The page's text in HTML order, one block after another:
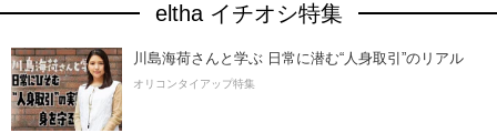
eltha イチオシ特集
川島海荷さんと学ぶ 日常に潜む“人身取引”のリアル
オリコンタイアップ特集